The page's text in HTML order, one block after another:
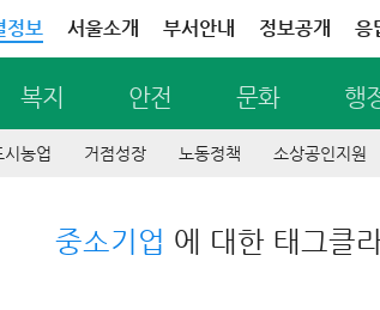
정보 서울소개 부서안내 정보공개 응
복지 안전 문화 행
시농업 거점성장 노동정책 소상공인지원
중소기업 에 대한 태그클